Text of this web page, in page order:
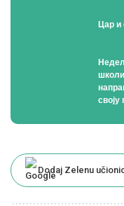
Цар и
своју
Dodaj Zelenu